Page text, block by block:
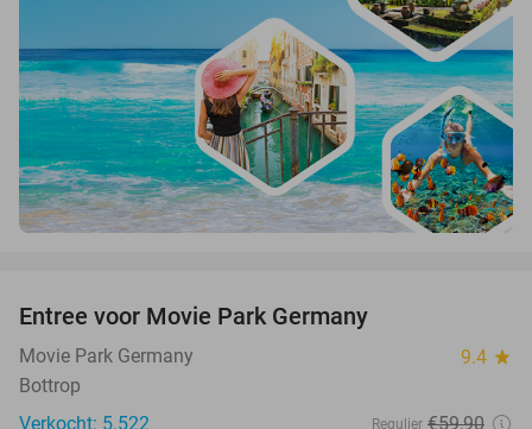
Entree voor Movie Park Germany
Movie Park Germany 9.4 star
Bottrop
Verkocht: 5.522
Regulier €59,90